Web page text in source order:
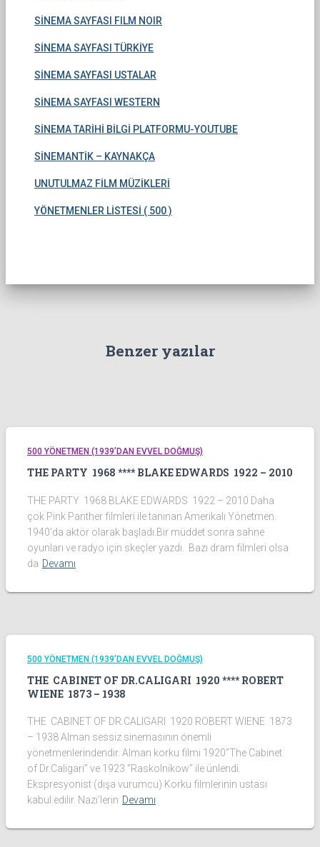
SİNEMA SAYFASI FILM NOIR
SİNEMA SAYFASI TÜRKİYE
SİNEMA SAYFASI USTALAR
SİNEMA SAYFASI WESTERN
SİNEMA TARİHİ BİLGİ PLATFORMU-YOUTUBE
SİNEMANTİK – KAYNAKÇA
UNUTULMAZ FİLM MÜZİKLERİ
YÖNETMENLER LİSTESİ ( 500 )
Benzer yazılar
500 YÖNETMEN (1939’DAN EVVEL DOĞMUŞ)
THE PARTY 1968 **** BLAKE EDWARDS 1922 – 2010
THE PARTY 1968 BLAKE EDWARDS 1922 – 2010 Daha
çok Pink Panther filmleri ile tanınan Amerikalı Yönetmen.
1940’da aktör olarak başladı.Bir müddet sonra sahne
oyunları ve radyo için skeçler yazdı. Bazı dram filmleri olsa
da Devamı
500 YÖNETMEN (1939’DAN EVVEL DOĞMUŞ)
THE CABINET OF DR.CALIGARI 1920 **** ROBERT
WIENE 1873 – 1938
THE CABINET OF DR.CALIGARI 1920 ROBERT WIENE 1873
– 1938 Alman sessiz sinemasının önemli
yönetmenlerindendir. Alman korku filmi 1920‘’The Cabinet
of Dr.Caligari’’ ve 1923 ‘’Raskolnikow’’ ile ünlendi.
Ekspresyonist (dışa vurumcu) Korku filmlerinin ustası
kabul edilir. Nazi’lerin Devamı